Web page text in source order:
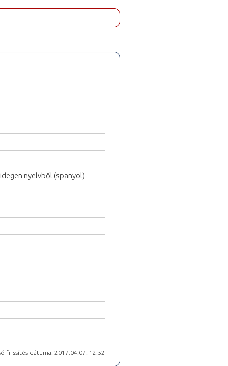
nyelvből (spanyol)
frissítés dátuma: 2017.04.07. 12:52